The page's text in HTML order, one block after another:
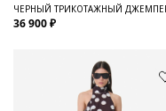
ЧЕРНЫЙ ТРИКОТАЖНЫЙ
36 900 ₽